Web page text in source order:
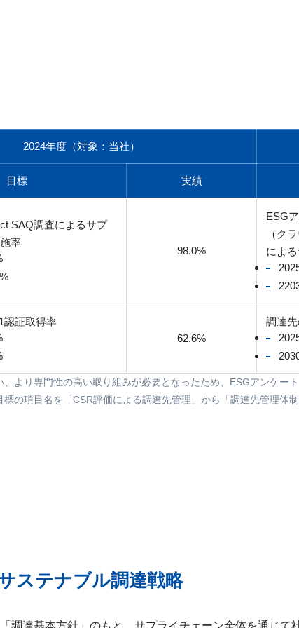
2024年度（対象：当社）
目標 実績
SAQ調査によるサプ
率
98.0%
ESG
（ク
によ
認証取得率
62.6%
調達
より専門性の高い取り組みが必要となったため、ESGアンケー
の項目名を「CSR評価による調達先管理」から「調達先管理体
ステナブル調達戦略